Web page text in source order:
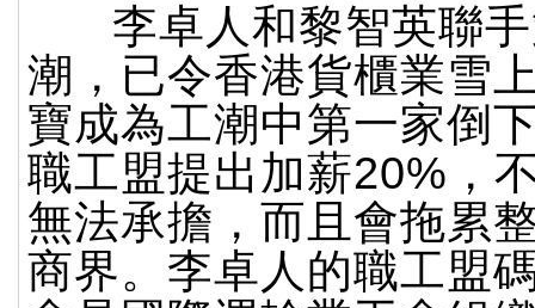
李卓人和黎智英聯
潮，已令香港貨櫃業雪
寶成為工潮中第一家倒
職工盟提出加薪20%，
無法承擔，而且會拖累
商界。李卓人的職工盟